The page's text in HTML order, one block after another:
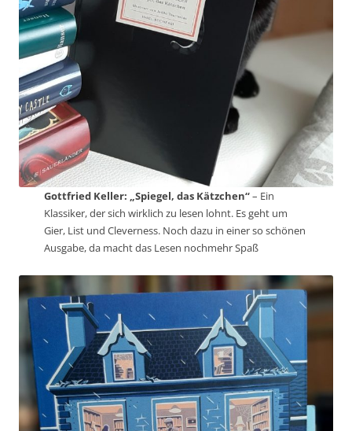
Gottfried Keller: „Spiegel, das Kätzchen“– Ein
Klassiker, der sich wirklich zu lesen lohnt. Es geht um
Gier, List und Cleverness. Noch dazu in einer so schönen
Ausgabe, da macht das Lesen nochmehr Spaß